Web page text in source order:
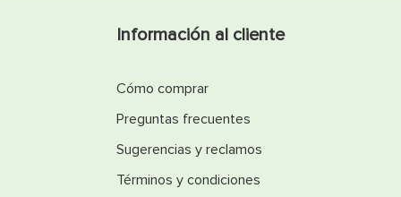
Información al cliente
Cómo comprar
Preguntas frecuentes
Sugerencias y reclamos
Términos y condiciones